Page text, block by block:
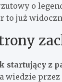
o
to już
startujący z
przez